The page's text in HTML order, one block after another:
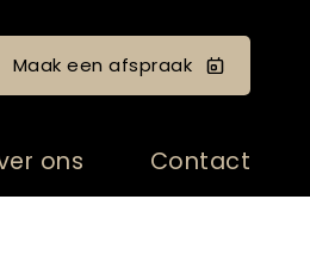
Maak een afspraak
ons Contact